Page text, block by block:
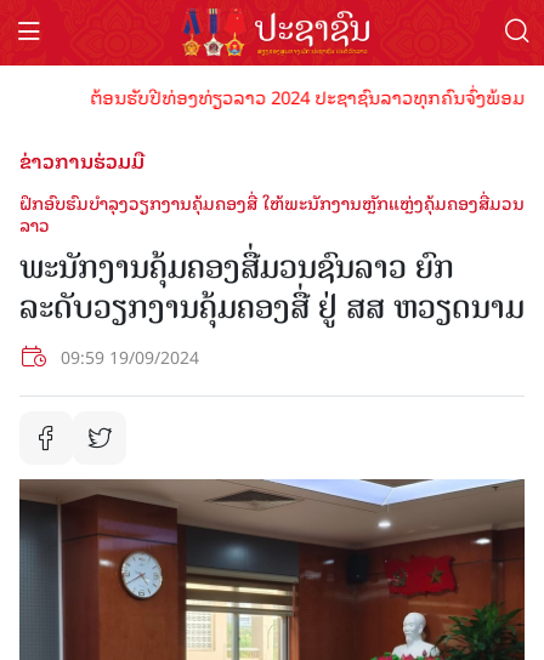
ຕ້ອນຮັບປີທ່ອງທ່ຽວລາວ 2024 ປະຊາຊົນລາວທຸກຄົນຈົ່ງພ້ອມເປັ
ຂ່າວການຮ່ວມມື
ຝຶກອົບຮົມບໍາລຸງວຽກງານຄຸ້ມຄອງສື່ ໃຫ້ພະນັກງານຫຼັກແຫຼ່ງຄຸ້ມຄອງສື່ມວນ
ລາວ
ພະນັກງານຄຸ້ມຄອງສື່ມວນຊົນລາວ ຍົກ
ລະດັບວຽກງານຄຸ້ມຄອງສື່ ຢູ່ ສສ ຫວຽດນາມ
09:59 19/09/2024